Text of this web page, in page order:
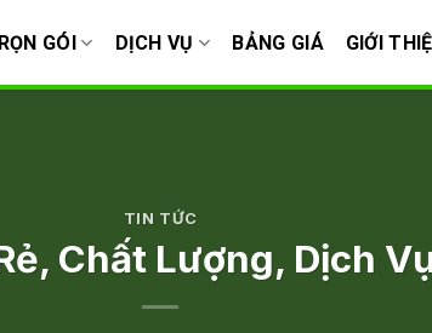
GÓI DỊCH VỤ BẢNG GIÁ GIỚI
TIN TỨC
Chất Lượng, Dịch